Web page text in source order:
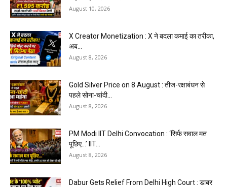
August 10, 2026
X Creator Monetization : X ने बदला कमाई का तरीका,
अब...
August 8, 2026
Gold Silver Price on 8 August : तीज-रक्षाबंधन से
पहले सोना-चांदी...
August 8, 2026
PM Modi IIT Delhi Convocation : ‘सिर्फ सवाल मत
पूछिए…’ IIT...
August 8, 2026
Dabur Gets Relief From Delhi High Court : डाबर